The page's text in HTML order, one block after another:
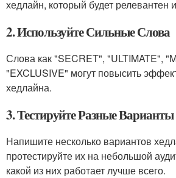
хедлайн, который будет релевантен
2. Используйте Сильные Слова
Слова как "SECRET", "ULTIMATE",
"EXCLUSIVE" могут повысить
хедлайна.
3. Тестируйте Разные Варианты
Напишите несколько вариантов
протестируйте их на небольшой
какой из них работает лучше всего.